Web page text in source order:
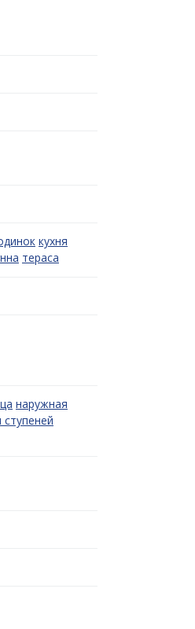
кухня
тераса
наружная
ступеней